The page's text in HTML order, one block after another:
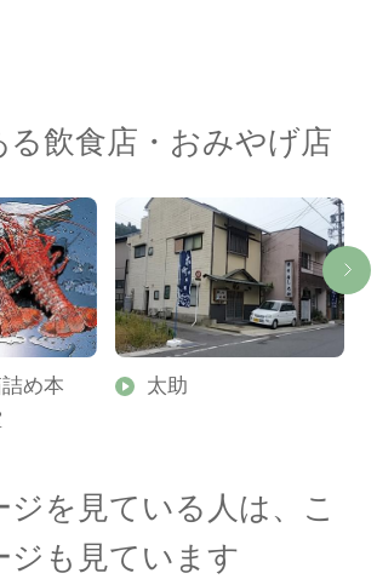
る飲食店・おみやげ店
め本
太助
ジを見ている人は、こ
ジも見ています